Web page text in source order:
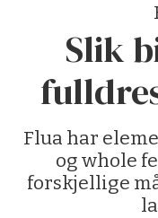
Slik
Flua har
og whole
forskjellige